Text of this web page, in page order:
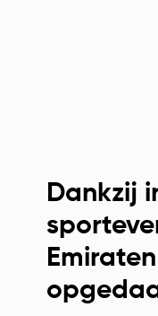
Dankzij